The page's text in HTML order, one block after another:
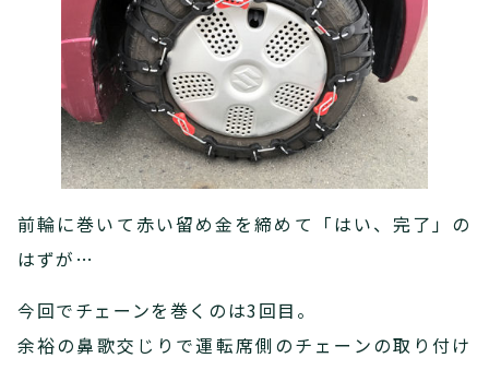
前輪に巻いて赤い留め金を締めて「はい、完了」の
はずが…
今回でチェーンを巻くのは3回目。
余裕の鼻歌交じりで運転席側のチェーンの取り付け